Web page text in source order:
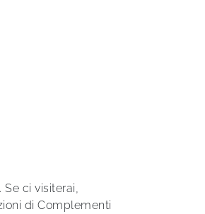
ci visiterai,
di Complementi